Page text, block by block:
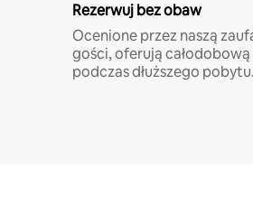
Rezerwuj bez obaw
Ocenione przez naszą
gości, oferują całodobową
podczas dłuższego pobytu.